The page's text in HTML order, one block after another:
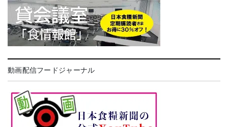
動画配信フードジャーナル